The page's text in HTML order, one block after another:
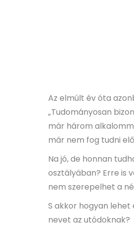
Az elmúlt év óta
„Tudományosan
már három
már nem fog tudni
Na jó, de honnan
osztályában? Erre is
nem szerepelhet a
S akkor hogyan lehet
nevet az utódoknak?